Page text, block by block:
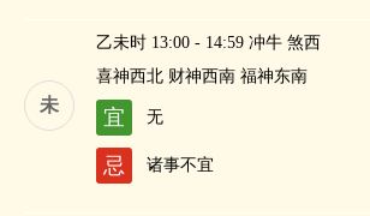
未
乙未时 13:00 - 14:59 冲牛 煞西
喜神西北 财神西南 福神东南
宜 无
忌 诸事不宜